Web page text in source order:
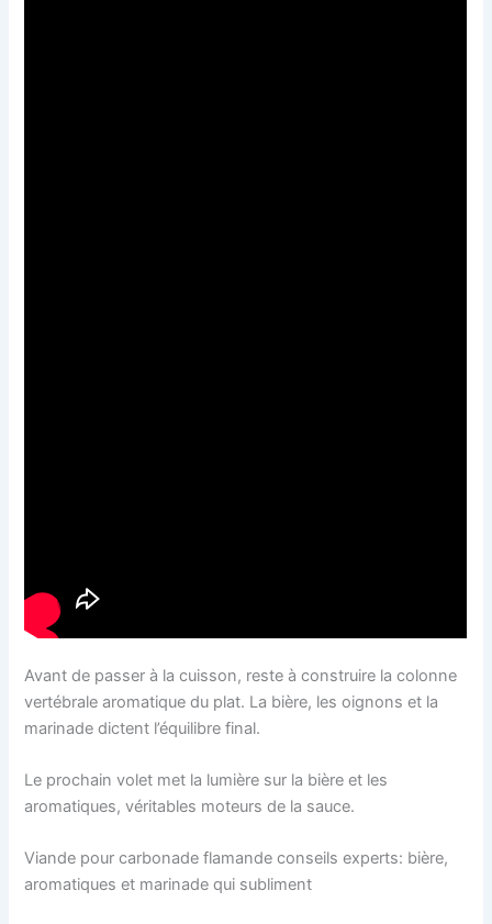
Avant de passer à la cuisson, reste à construire la colonne
vertébrale aromatique du plat. La bière, les oignons et la
marinade dictent l’équilibre final.
Le prochain volet met la lumière sur la bière et les
aromatiques, véritables moteurs de la sauce.
Viande pour carbonade flamande conseils experts: bière,
aromatiques et marinade qui subliment